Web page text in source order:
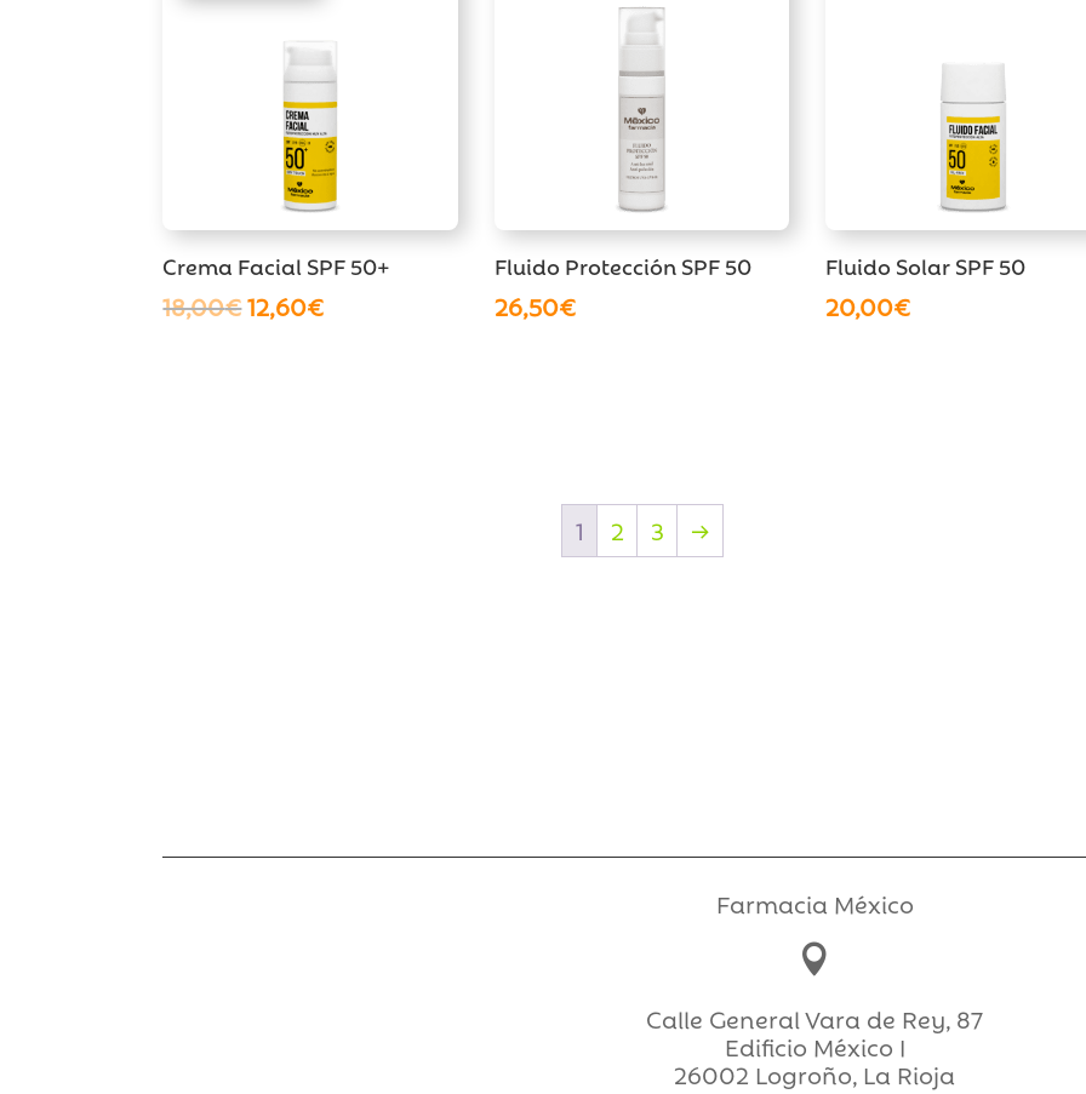
Crema Facial SPF 50+
18,00€El
12,60€El
Fluido Protección SPF 50
26,50€
Fluido Solar SPF 50
20,00€
1 2 3 →
Farmacia México

Calle General Vara de Rey, 87
Edificio México I
26002 Logroño, La Rioja